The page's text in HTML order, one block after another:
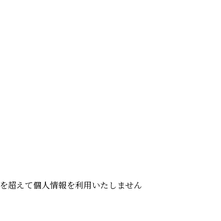
超えて個人情報を利用いたしません